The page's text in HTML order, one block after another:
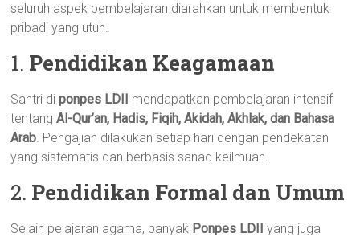
seluruh aspek pembelajaran diarahkan untuk membentuk
pribadi yang utuh.
1. Pendidikan Keagamaan
Santri diponpes LDII mendapatkan pembelajaran intensif
tentangAl-Qur’an, Hadis, Fiqih, Akidah, Akhlak, dan Bahasa
Arab. Pengajian dilakukan setiap hari dengan pendekatan
yang sistematis dan berbasis sanad keilmuan.
2. Pendidikan Formal dan Umum
Selain pelajaran agama, banyak Ponpes LDII yang juga